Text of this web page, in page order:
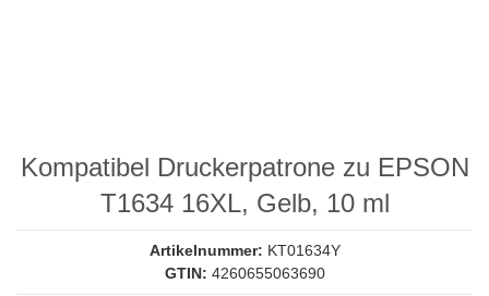
Kompatibel Druckerpatrone zu EPSON
T1634 16XL, Gelb, 10 ml
Artikelnummer: KT01634Y
GTIN: 4260655063690